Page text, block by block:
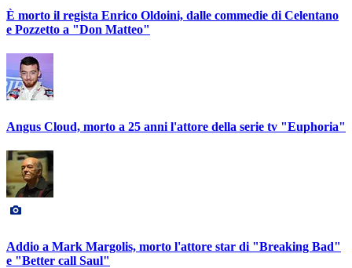
È morto il regista Enrico Oldoini, dalle commedie di Celentano
e Pozzetto a "Don Matteo"
Angus Cloud, morto a 25 anni l'attore della serie tv "Euphoria"
Addio a Mark Margolis, morto l'attore star di "Breaking Bad"
e "Better call Saul"